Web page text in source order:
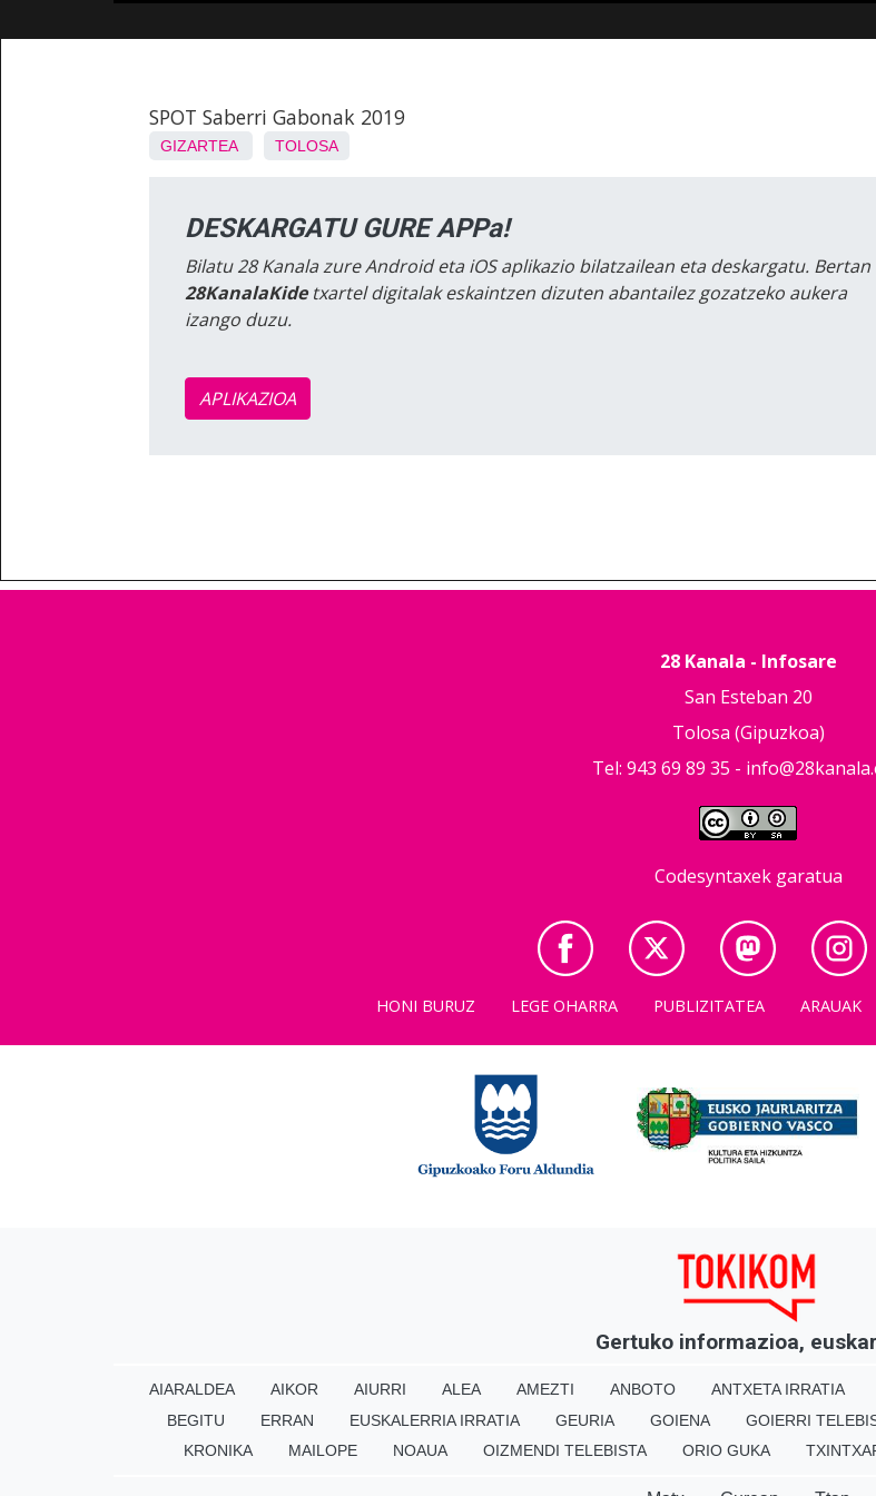
SPOT Saberri Gabonak 2019
GIZARTEA TOLOSA
DESKARGATU GURE APPa!
Bilatu 28 Kanala zure Android eta iOS aplikazio bilatzailean eta deskargatu. Bertan
28KanalaKidetxartel digitalak eskaintzen dizuten abantailez gozatzeko aukera
izango duzu.
APLIKAZIOA
28 Kanala - Infosare
San Esteban 20
Tolosa (Gipuzkoa)
Tel: 943 69 89 35 -
Codesyntaxek garatua
HONI BURUZ LEGE OHARRA PUBLIZITATEA ARAUAK
Gertuko informazioa,
AIARALDEA AIKOR AIURRI ALEA AMEZTI ANBOTO ANTXETA IRRATIA
BEGITU
ERRAN EUSKALERRIA IRRATIA GEURIA GOIENA GOIERRI
KRONIKA
MAILOPE NOAUA OIZMENDI TELEBISTA ORIO GUKA